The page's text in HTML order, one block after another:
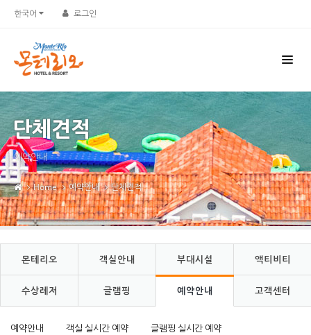
한국어 로그인
단체견적
예약안내
Home 예약안내 단체견적
몬테리오 객실안내 부대시설 액티비티
수상레저 글램핑 예약안내 고객센터
예약안내 객실 실시간 예약 글램핑 실시간 예약
Sketchbook5, 스케치북5